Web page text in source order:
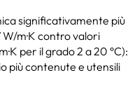
significativamente più
m·K contro valori
per il grado 2 a 20 °C):
più contenute e utensili